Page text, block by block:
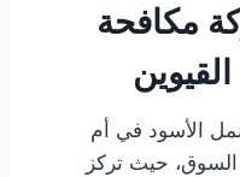
مكافحة
الأسود في أم
السوق، حيث تركز